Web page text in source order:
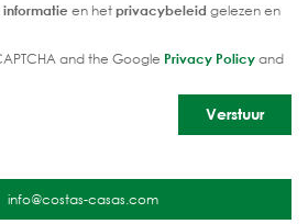
en hetprivacybeleid gelezen en
and the Google Privacy Policyand
info@costas-casas.com